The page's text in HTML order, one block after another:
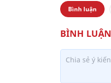
Bình luận